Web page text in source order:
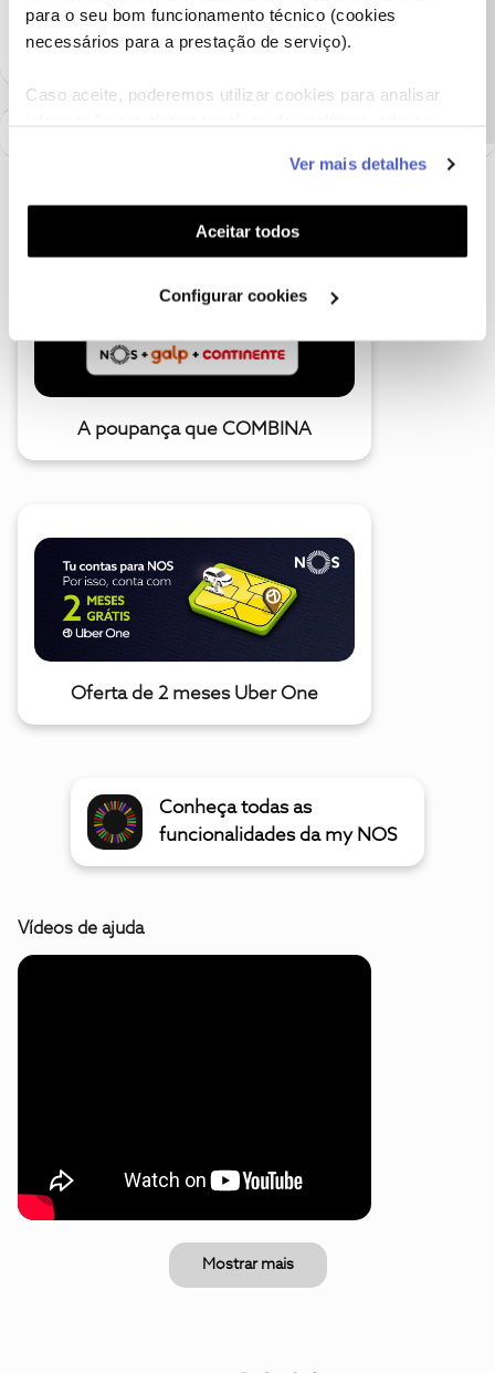
para o seu bom funcionamento técnico (cookies
necessários para a prestação de serviço).
Caso aceite, poderemos utilizar cookies para analisar
funcionalidades (cookies de personalização e
funcionalidade) e adaptar anúncios aos seus interesses
(cookies de publicidade personalizada). Pode gerir a
utilização dos cookies clicando em "Configurar
Ver mais detalhes
Aceitar todos
Configurar cookies
como "Melhor Resposta" e faça "Like" nos melhores comentários.
A poupança que COMBINA
Oferta de 2 meses Uber One
Conheça todas as
funcionalidades da my NOS
Vídeos de ajuda
Mostrar mais